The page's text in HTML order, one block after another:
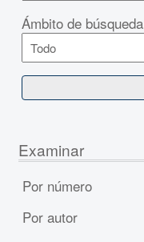
Ámbito de búsqueda
Examinar
Por número
Por autor